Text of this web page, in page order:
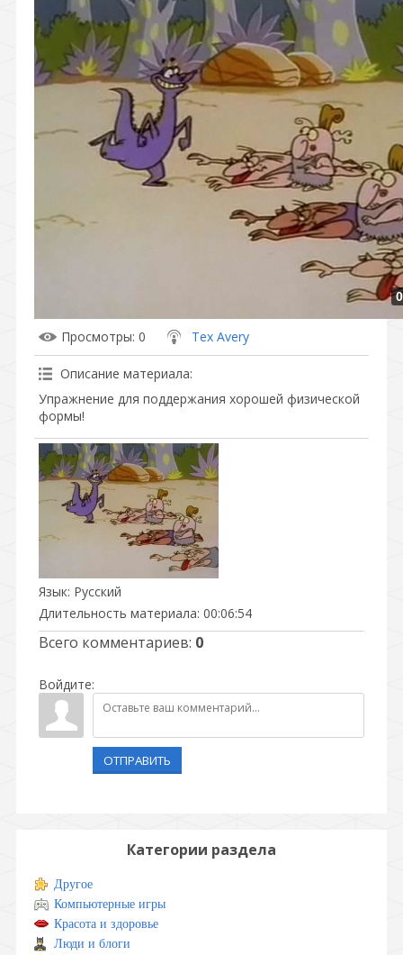
Просмотры: 0 Tex Avery
Описание материала:
Упражнение для поддержания хорошей физической
формы!
Язык: Русский
Длительность материала: 00:06:54
Всего комментариев: 0
Войдите:
ОТПРАВИТЬ
Категории раздела
Другое
Компьютерные игры
Красота и здоровье
Люди и блоги